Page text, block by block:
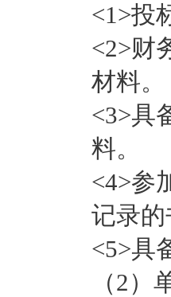
<1>投
<2>财
材料。
<3>具
料。
<4>参
记录的
<5>具
（2